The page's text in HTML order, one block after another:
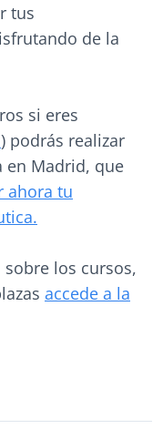
tus
de la
si eres
) podrás realizar
en Madrid, que
ahora tu
los cursos,
accede a la